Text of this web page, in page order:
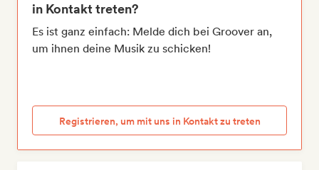
in Kontakt treten?
Es ist ganz einfach: Melde dich bei Groover an,
um ihnen deine Musik zu schicken!
Registrieren, um mit uns in Kontakt zu treten